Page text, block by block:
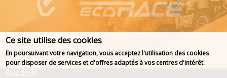
Ce site utilise des cookies
En poursuivant votre navigation, vous acceptez l'utilisation des cookies
pour disposer de services et d'offres adaptés à vos centres d'intérêt.
Plus d'info